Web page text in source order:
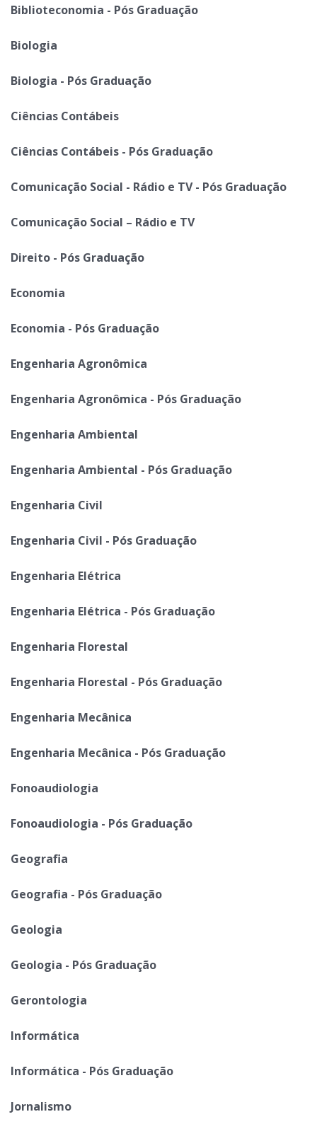
Biblioteconomia - Pós Graduação
Biologia
Biologia - Pós Graduação
Ciências Contábeis
Ciências Contábeis - Pós Graduação
Comunicação Social - Rádio e TV - Pós Graduação
Comunicação Social – Rádio e TV
Direito - Pós Graduação
Economia
Economia - Pós Graduação
Engenharia Agronômica
Engenharia Agronômica - Pós Graduação
Engenharia Ambiental
Engenharia Ambiental - Pós Graduação
Engenharia Civil
Engenharia Civil - Pós Graduação
Engenharia Elétrica
Engenharia Elétrica - Pós Graduação
Engenharia Florestal
Engenharia Florestal - Pós Graduação
Engenharia Mecânica
Engenharia Mecânica - Pós Graduação
Fonoaudiologia
Fonoaudiologia - Pós Graduação
Geografia
Geografia - Pós Graduação
Geologia
Geologia - Pós Graduação
Gerontologia
Informática
Informática - Pós Graduação
Jornalismo